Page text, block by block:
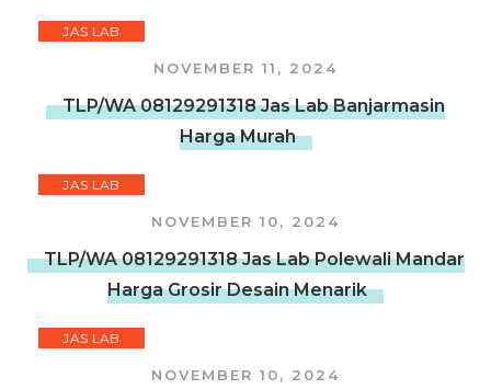
JAS LAB
NOVEMBER 11, 2024
TLP/WA 08129291318 Jas Lab Banjarmasin
Harga Murah
JAS LAB
NOVEMBER 10, 2024
TLP/WA 08129291318 Jas Lab Polewali Mandar
Harga Grosir Desain Menarik
JAS LAB
NOVEMBER 10, 2024